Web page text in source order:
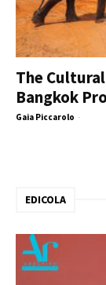
The
Bangkok
Gaia Piccarolo -
EDICOLA